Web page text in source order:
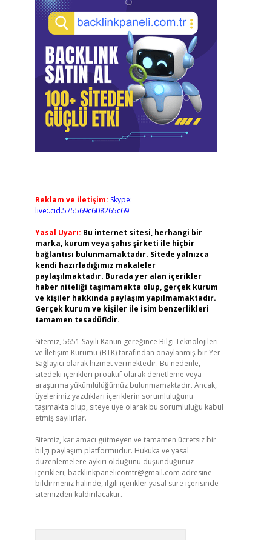
Reklam ve İletişim: Skype:
live:.cid.575569c608265c69
Yasal Uyarı: Bu internet sitesi, herhangi bir
marka, kurum veya şahıs şirketi ile hiçbir
bağlantısı bulunmamaktadır. Sitede yalnızca
kendi hazırladığımız makaleler
paylaşılmaktadır. Burada yer alan içerikler
haber niteliği taşımamakta olup, gerçek kurum
ve kişiler hakkında paylaşım yapılmamaktadır.
Gerçek kurum ve kişiler ile isim benzerlikleri
tamamen tesadüfidir.
Sitemiz, 5651 Sayılı Kanun gereğince Bilgi Teknolojileri
ve İletişim Kurumu (BTK) tarafından onaylanmış bir Yer
Sağlayıcı olarak hizmet vermektedir. Bu nedenle,
sitedeki içerikleri proaktif olarak denetleme veya
araştırma yükümlülüğümüz bulunmamaktadır. Ancak,
üyelerimiz yazdıkları içeriklerin sorumluluğunu
taşımakta olup, siteye üye olarak bu sorumluluğu kabul
etmiş sayılırlar.
Sitemiz, kar amacı gütmeyen ve tamamen ücretsiz bir
bilgi paylaşım platformudur. Hukuka ve yasal
düzenlemelere aykırı olduğunu düşündüğünüz
içerikleri, backlinkpanelicomtr@gmail.com adresine
bildirmeniz halinde, ilgili içerikler yasal süre içerisinde
sitemizden kaldırılacaktır.